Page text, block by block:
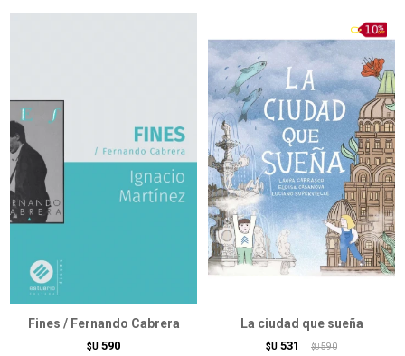
Fines / Fernando Cabrera
$U 590
La ciudad que sueña
$U 531 $U 590